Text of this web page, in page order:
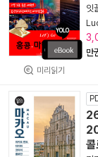
미리읽기
잇
만